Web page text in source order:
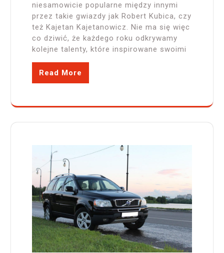
niesamowicie popularne między innymi
przez takie gwiazdy jak Robert Kubica, czy
też Kajetan Kajetanowicz. Nie ma się więc
co dziwić, że każdego roku odkrywamy
kolejne talenty, które inspirowane swoimi
Read More